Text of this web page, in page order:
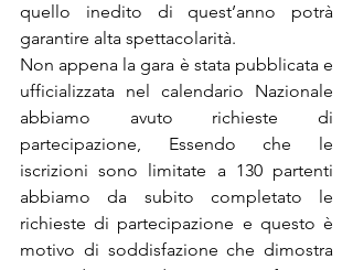
quello inedito di quest’anno potrà
garantire alta spettacolarità.
Non appena la gara è stata pubblicata e
ufficializzata nel calendario Nazionale
abbiamo avuto richieste di
partecipazione, Essendo che le
iscrizioni sono limitate a 130 partenti
abbiamo da subito completato le
richieste di partecipazione e questo è
motivo di soddisfazione che dimostra